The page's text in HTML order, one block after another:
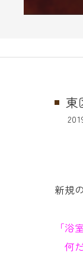
新規
「浴
何